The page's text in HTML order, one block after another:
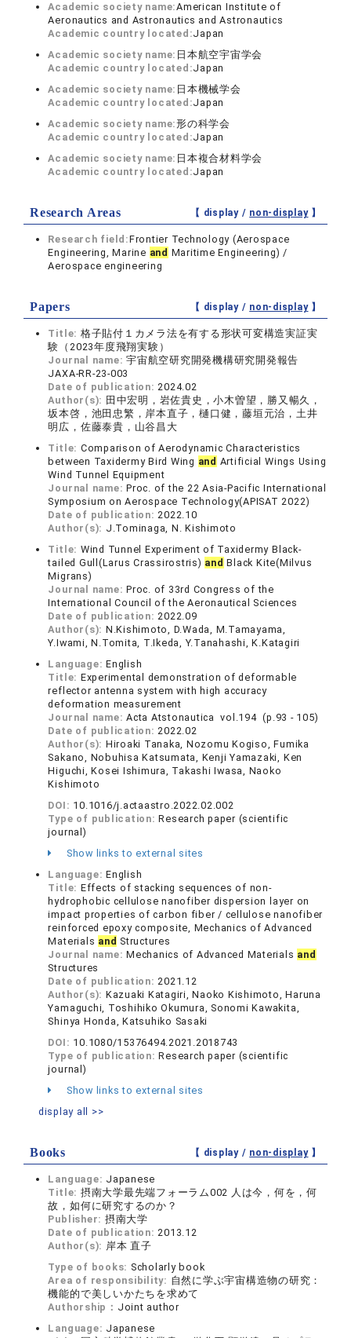
Academic society name:American Institute of
Aeronautics and Astronautics and Astronautics
Academic country located:Japan
Academic society name: 日本航空宇宙学会
Academic country located:Japan
Academic society name: 日本機械学会
Academic country located:Japan
Academic society name:形の科学会
Academic country located:Japan
Academic society name: 日本複合材料学会
Academic country located:Japan
Research Areas 【 display / non-display】
Research field:Frontier Technology (Aerospace
Engineering, Marine and Maritime Engineering) /
Aerospace engineering
Papers 【 display / non-display】
Title: 格子貼付１カメラ法を有する形状可変構造実証実
験（2023年度飛翔実験）
Journal name:宇宙航空研究開発機構研究開発報告
JAXA-RR-23-003
Date of publication:2024.02
Author(s): 田中宏明，岩佐貴史，小木曽望，勝又暢久，
坂本啓，池田忠繁，岸本直子，樋口健，藤垣元治，土井
明広，佐藤泰貴，山谷昌大
Title: Comparison of Aerodynamic Characteristics
between Taxidermy Bird Wing and Artificial Wings Using
Wind Tunnel Equipment
Journal name:Proc. of the 22 Asia-Pacific International
Symposium on Aerospace Technology(APISAT 2022)
Date of publication:2022.10
Author(s): J.Tominaga, N. Kishimoto
Title: Wind Tunnel Experiment of Taxidermy Black-
tailed Gull(Larus Crassirostris) and Black Kite(Milvus
Migrans)
Journal name:Proc. of 33rd Congress of the
International Council of the Aeronautical Sciences
Date of publication:2022.09
Author(s): N.Kishimoto, D.Wada, M.Tamayama,
Y.Iwami, N.Tomita, T.Ikeda, Y.Tanahashi, K.Katagiri
Language:English
Title: Experimental demonstration of deformable
reflector antenna system with high accuracy
deformation measurement
Journal name:Acta Atstonautica vol.194 (p.93 - 105)
Date of publication:2022.02
Author(s): Hiroaki Tanaka, Nozomu Kogiso, Fumika
Sakano, Nobuhisa Katsumata, Kenji Yamazaki, Ken
Higuchi, Kosei Ishimura, Takashi Iwasa, Naoko
Kishimoto
DOI: 10.1016/j.actaastro.2022.02.002
Type of publication:Research paper (scientific
journal)
Show links to external sites
Language:English
Title: Effects of stacking sequences of non-
hydrophobic cellulose nanofiber dispersion layer on
impact properties of carbon fiber / cellulose nanofiber
reinforced epoxy composite, Mechanics of Advanced
Materials and Structures
Journal name:Mechanics of Advanced Materials and
Structures
Date of publication:2021.12
Author(s): Kazuaki Katagiri, Naoko Kishimoto, Haruna
Yamaguchi, Toshihiko Okumura, Sonomi Kawakita,
Shinya Honda, Katsuhiko Sasaki
DOI: 10.1080/15376494.2021.2018743
Type of publication:Research paper (scientific
journal)
Show links to external sites
display all >>
Books 【 display / non-display】
Language: Japanese
Title: 摂南大学最先端フォーラム002 人は今，何を，何
故，如何に研究するのか？
Publisher: 摂南大学
Date of publication:2013.12
Author(s): 岸本 直子
Type of books: Scholarly book
Area of responsibility: 自然に学ぶ宇宙構造物の研究：
機能的で美しいかたちを求めて
Authorship： Joint author
Language: Japanese